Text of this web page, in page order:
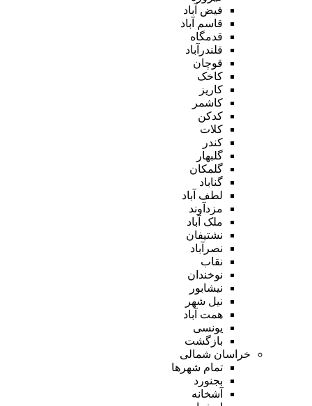
فیض آباد
قاسم آباد
قدمگاه
قلندرآباد
قوچان
کاخک
کاریز
کاشمر
کدکن
کلات
کندر
گلبهار
گلمکان
گناباد
لطف آباد
مزدآوند
ملک آباد
نشتیفان
نصرآباد
نقاب
نوخندان
نیشابور
نیل شهر
همت آباد
یونسی
بازگشت
خراسان شمالی
تمام شهر‌ها
بجنورد
آشخانه